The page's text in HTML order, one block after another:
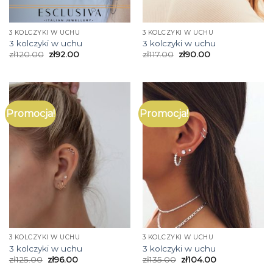
3 KOLCZYKI W UCHU
3 kolczyki w uchu
zł120.00 zł92.00
3 KOLCZYKI W UCHU
3 kolczyki w uchu
zł117.00 zł90.00
Promocja!
3 KOLCZYKI W UCHU
3 kolczyki w uchu
zł125.00 zł96.00
Promocja!
3 KOLCZYKI W UCHU
3 kolczyki w uchu
zł135.00 zł104.00